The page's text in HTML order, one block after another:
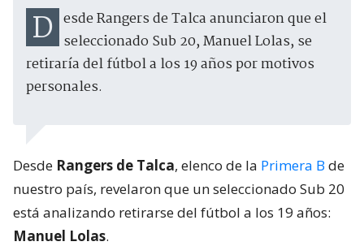
Desde Rangers de Talca anunciaron que el seleccionado Sub 20, Manuel Lolas, se
retiraría del fútbol a los 19 años por motivos
personales.
Desde Rangers de Talca, elenco de la Primera B de
nuestro país, revelaron que un seleccionado Sub 20
está analizando retirarse del fútbol a los 19 años:
Manuel Lolas.